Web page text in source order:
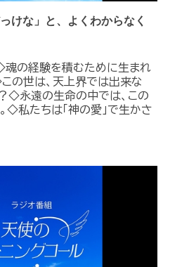
けな」と、よくわからなく
◇魂の経験を積むために生まれ
の世は、天上界では出来な
◇永遠の生命の中では、この
◇私たちは「神の愛」で生かさ